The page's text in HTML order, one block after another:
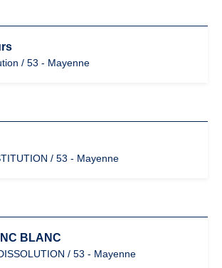
/ 53 - Mayenne
/ 53 - Mayenne
BLANC
/ 53 - Mayenne